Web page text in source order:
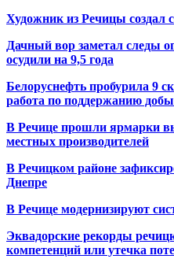
Художник из Речицы создал
Дачный вор заметал следы
осудили на 9,5 года
Белоруснефть пробурила 9
работа по поддержанию
В Речице прошли ярмарки
местных производителей
В Речицком районе
Днепре
В Речице модернизируют
Эквадорские рекорды
компетенций или утечка